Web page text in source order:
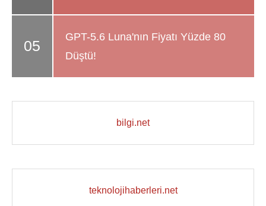
GPT-5.6 Luna'nın Fiyatı Yüzde 80
Düştü!
bilgi.net
teknolojihaberleri.net